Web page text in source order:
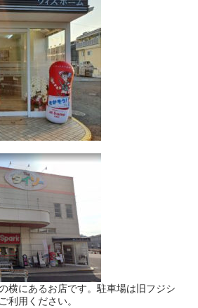
横にあるお店です。駐車場は旧フジシ
利用ください。